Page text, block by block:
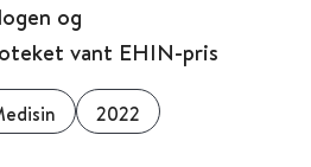
og
vant EHIN-pris
2022